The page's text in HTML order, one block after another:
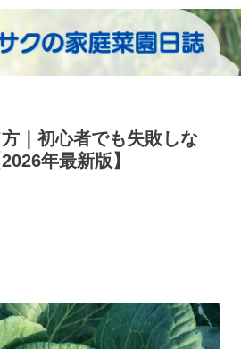
｜初心者でも失敗しな
年最新版】